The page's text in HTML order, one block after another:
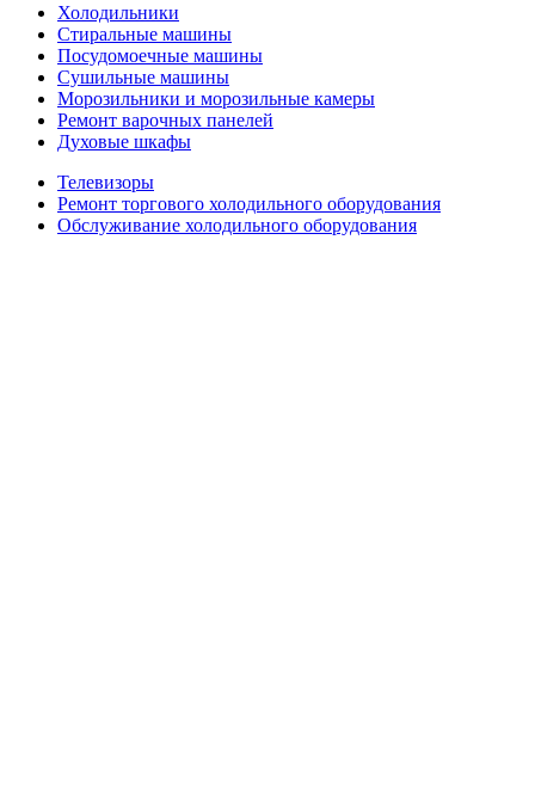
Холодильники
Стиральные машины
Посудомоечные машины
Сушильные машины
Морозильники и морозильные камеры
Ремонт варочных панелей
Духовые шкафы
Телевизоры
Ремонт торгового холодильного оборудования
Обслуживание холодильного оборудования